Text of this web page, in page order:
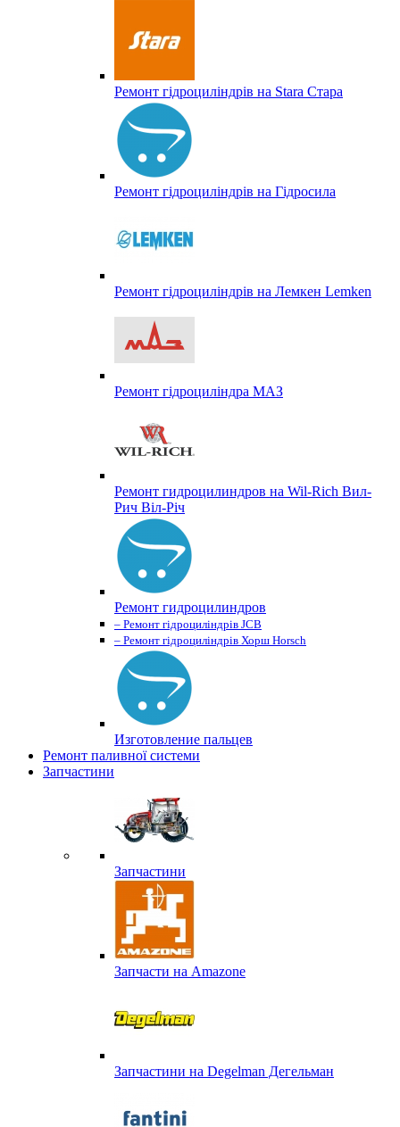
Ремонт гідроциліндрів на Stara Стара
Ремонт гідроциліндрів на Гідросила
Ремонт гідроциліндрів на Лемкен Lemken
Ремонт гідроциліндра МАЗ
Ремонт гидроцилиндров на Wil-Rich Вил-
Рич Віл-Річ
Ремонт гидроцилиндров
– Ремонт гідроциліндрів JCB
– Ремонт гідроциліндрів Хорш Horsch
Изготовление пальцев
Ремонт паливної системи
Запчастини
Запчастини
Запчасти на Amazone
Запчастини на Degelman Дегельман